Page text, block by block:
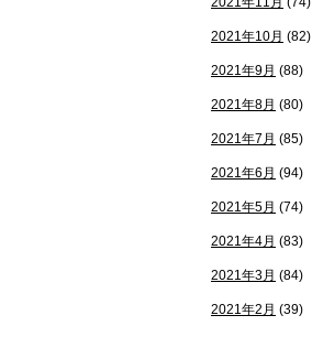
2021年10月 (82)
2021年9月 (88)
2021年8月 (80)
2021年7月 (85)
2021年6月 (94)
2021年5月 (74)
2021年4月 (83)
2021年3月 (84)
2021年2月 (39)